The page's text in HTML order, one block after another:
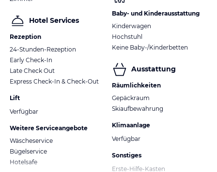
Hotel Services
Rezeption
24-Stunden-Rezeption
Early Check-In
Late Check Out
Express Check-In & Check-Out
Lift
Verfügbar
Weitere Serviceangebote
Wäscheservice
Bügelservice
Hotelsafe
Baby- und Kinderausstattung
Kinderwagen
Hochstuhl
Keine Baby-/Kinderbetten
Ausstattung
Räumlichkeiten
Gepäckraum
Skiaufbewahrung
Klimaanlage
Verfügbar
Sonstiges
Erste-Hilfe-Kasten